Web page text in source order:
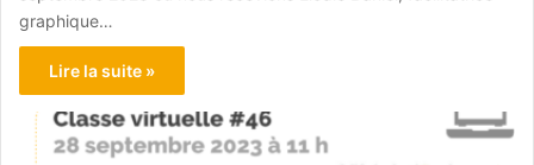
graphique…
Lire la suite »